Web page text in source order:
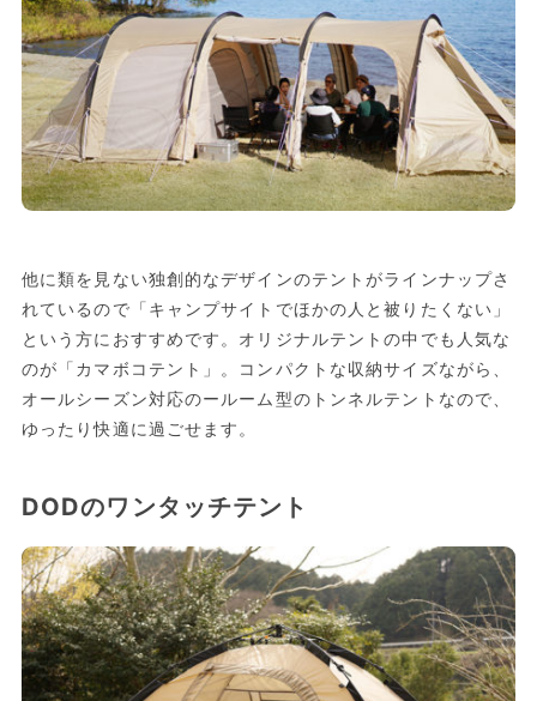
他に類を見ない独創的なデザインのテントがラインナップさ
れているので「キャンプサイトでほかの人と被りたくない」
という方におすすめです。オリジナルテントの中でも人気な
のが「カマボコテント」。コンパクトな収納サイズながら、
オールシーズン対応のールーム型のトンネルテントなので、
ゆったり快適に過ごせます。
DODのワンタッチテント